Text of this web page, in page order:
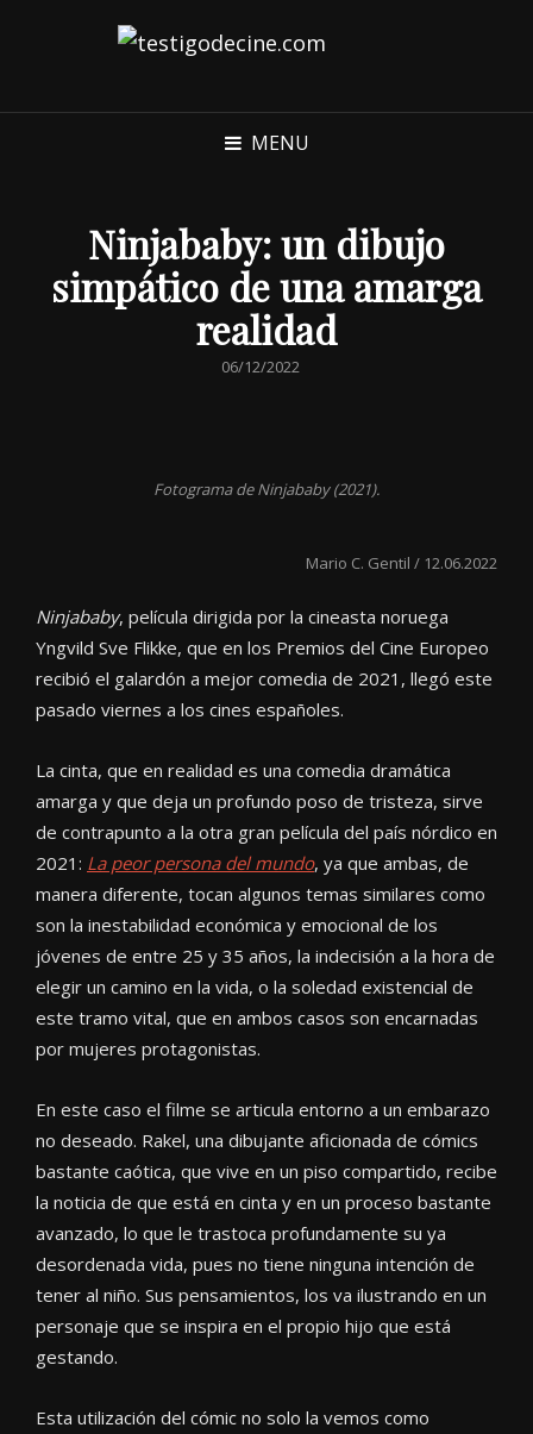
MENU
Ninjababy: un dibujo
simpático de una amarga
realidad
POSTED
06/12/2022
Fotograma deNinjababy(2021).
Mario C. Gentil / 12.06.2022
Ninjababy, película dirigida por la cineasta noruega
Yngvild Sve Flikke, que en los Premios del Cine Europeo
recibió el galardón a mejor comedia de 2021, llegó este
pasado viernes a los cines españoles.
La cinta, que en realidad es una comedia dramática
amarga y que deja un profundo poso de tristeza, sirve
de contrapunto a la otra gran película del país nórdico en
2021: La peor persona del mundo, ya que ambas, de
manera diferente, tocan algunos temas similares como
son la inestabilidad económica y emocional de los
jóvenes de entre 25 y 35 años, la indecisión a la hora de
elegir un camino en la vida, o la soledad existencial de
este tramo vital, que en ambos casos son encarnadas
por mujeres protagonistas.
En este caso el filme se articula entorno a un embarazo
no deseado. Rakel, una dibujante aficionada de cómics
bastante caótica, que vive en un piso compartido, recibe
la noticia de que está en cinta y en un proceso bastante
avanzado, lo que le trastoca profundamente su ya
desordenada vida, pues no tiene ninguna intención de
tener al niño. Sus pensamientos, los va ilustrando en un
personaje que se inspira en el propio hijo que está
gestando.
Esta utilización del cómic no solo la vemos como